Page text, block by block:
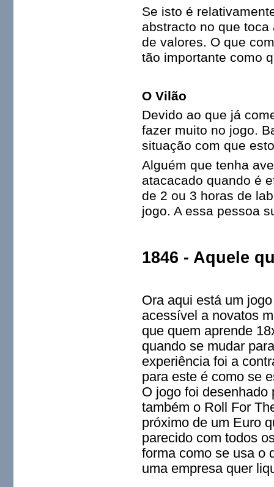
Se isto é
abstracto no que
de valores. O que
tão importante como
O Vilão
Devido ao que já
fazer muito no jogo.
situação com que
Alguém que tenha
atacacado quando é
de 2 ou 3 horas de
jogo. A essa pessoa
1846 - Aquele
Ora aqui está um
acessível a novatos
que quem aprende
quando se mudar
experiência foi a
para este é como se
O jogo foi desenhado
também o Roll For
próximo de um Euro
parecido com todos
forma como se usa o
uma empresa quer